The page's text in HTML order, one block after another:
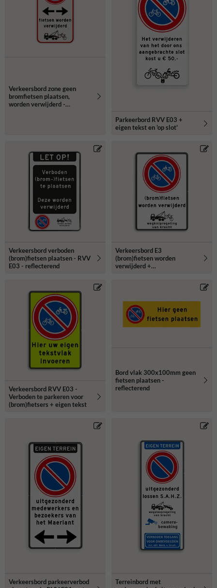
Verkeersbord zone geen
bromfietsen plaatsen,
worden verwijderd -
Parkeerbord RVV E03 +
eigen tekst en 'op slot'
Verkeersbord verboden
(brom)fietsen plaatsen - RVV
E03 - reflecterend
Verkeersbord E3
(brom)fietsen worden
verwijderd +
Verkeersbord RVV E03 -
Verboden te parkeren voor
(brom)fietsers + eigen tekst
Bord vlak 300x100mm geen
fietsen plaatsen -
reflecterend
Verkeersbord parkeerverbod
Terreinbord met